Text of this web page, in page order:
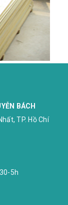
BÁCH
TP. Hồ Chí
5h